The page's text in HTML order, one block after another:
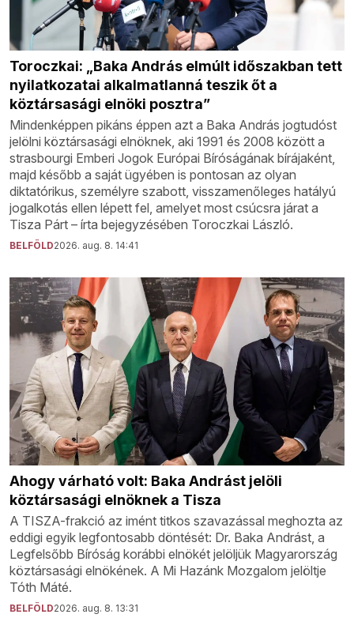
Toroczkai: „Baka András elmúlt időszakban tett
nyilatkozatai alkalmatlanná teszik őt a
köztársasági elnöki posztra”
Mindenképpen pikáns éppen azt a Baka András jogtudóst
jelölni köztársasági elnöknek, aki 1991 és 2008 között a
strasbourgi Emberi Jogok Európai Bíróságának bírájaként,
majd később a saját ügyében is pontosan az olyan
diktatórikus, személyre szabott, visszamenőleges hatályú
jogalkotás ellen lépett fel, amelyet most csúcsra járat a
Tisza Párt – írta bejegyzésében Toroczkai László.
BELFÖLD2026. aug. 8. 14:41
Ahogy várható volt: Baka Andrást jelöli
köztársasági elnöknek a Tisza
A TISZA-frakció az imént titkos szavazással meghozta az
eddigi egyik legfontosabb döntését: Dr. Baka Andrást, a
Legfelsőbb Bíróság korábbi elnökét jelöljük Magyarország
köztársasági elnökének. A Mi Hazánk Mozgalom jelöltje
Tóth Máté.
BELFÖLD2026. aug. 8. 13:31